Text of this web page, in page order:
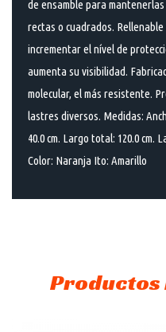
de ensamble para
rectas o cuadrados.
incrementar el nível de
aumenta su visibilidad.
molecular, el más resistente.
lastres diversos. Medidas:
40.0 cm. Largo total: 120.0 cm.
Color: Naranja Ito: Amarillo
Productos